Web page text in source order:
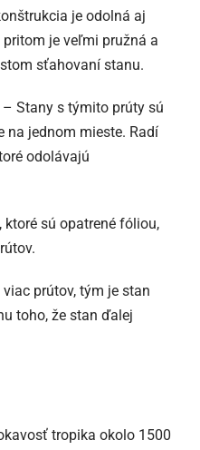
je odolná aj
je veľmi pružná a
sťahovaní stanu.
Stany s týmito prúty sú
na jednom mieste. Radí
odolávajú
ktoré sú opatrené fóliou,
prútov, tým je stan
toho, že stan ďalej
tropika okolo 1500